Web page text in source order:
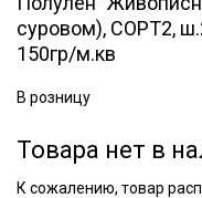
суровом), СОРТ2,
150гр/м.кв
В розницу
Товара нет в
К сожалению, товар